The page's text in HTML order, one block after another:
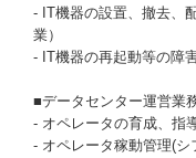
- IT機器の設置、撤去、
業）
- IT機器の再起動等の障
■データセンター運営業
- オペレータの育成、指
- オペレータ稼動管理(シ